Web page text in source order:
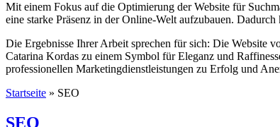
Mit einem Fokus auf die Optimierung der Website für
eine starke Präsenz in der Online-Welt aufzubauen.
Die Ergebnisse Ihrer Arbeit sprechen für sich: Die Website
Catarina Kordas zu einem Symbol für Eleganz und
professionellen Marketingdienstleistungen zu Erfolg und
Startseite » SEO
SEO